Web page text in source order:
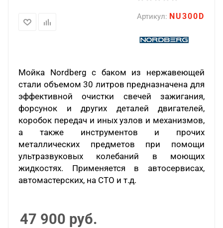
Артикул: NU300D
Мойка Nordberg с баком из нержавеющей
стали объемом 30 литров предназначена для
эффективной очистки свечей зажигания,
форсунок и других деталей двигателей,
коробок передач и иных узлов и механизмов,
а также инструментов и прочих
металлических предметов при помощи
ультразвуковых колебаний в моющих
жидкостях. Применяется в автосервисах,
автомастерских, на СТО и т.д.
47 900 руб.